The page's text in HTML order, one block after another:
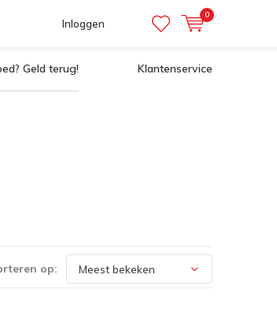
Inloggen
0
Geld terug! Klantenservice
op: